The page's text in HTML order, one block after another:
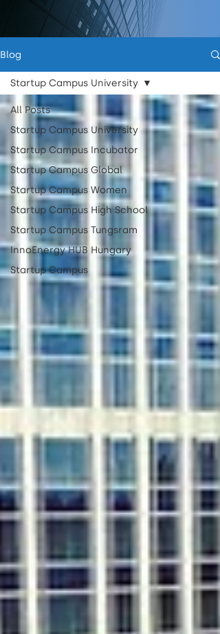
Blog
All Posts
Startup Campus University
Startup Campus Incubator
Startup Campus Global
Startup Campus Women
Startup Campus High School
Startup Campus Tungsram
InnoEnergy HUB Hungary
Startup Campus
Startup Campus University